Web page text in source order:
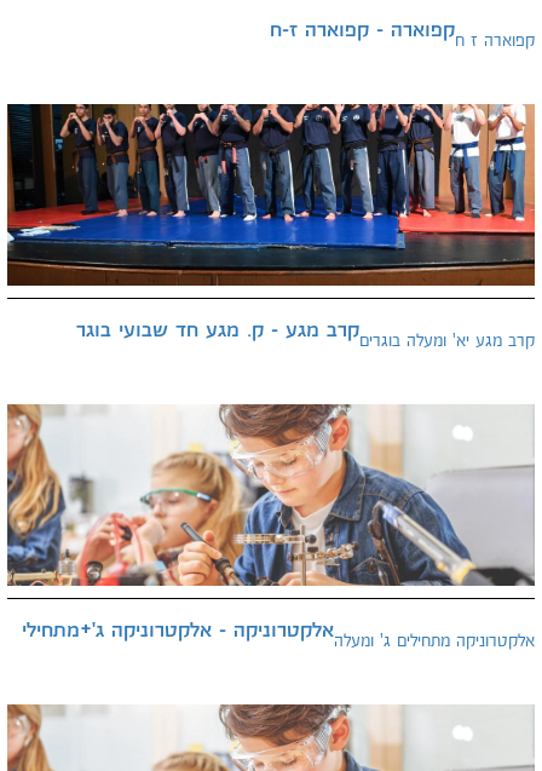
קפוארה - קפוארה ז-חקפוארה ז ח
קרב מגע - ק. מגע חד שבועי בוגרקרב מגע יא' ומעלה בוגרים
אלקטרוניקה - אלקטרוניקה ג'+מתחיליאלקטרוניקה מתחילים ג' ומעלה